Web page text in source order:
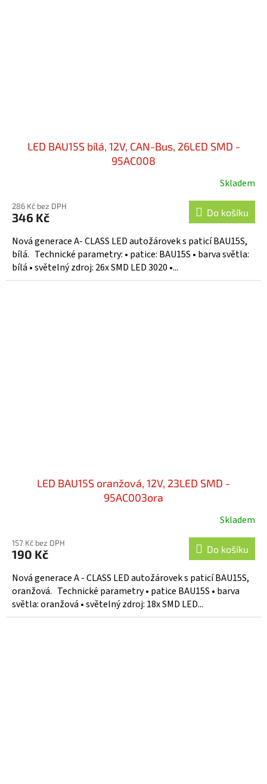
LED BAU15S bílá, 12V, CAN-Bus, 26LED SMD -
95AC008
Skladem
286 Kč bez DPH
346 Kč Do košíku
Nová generace A- CLASS LED autožárovek s paticí BAU15S,
bílá. Technické parametry: • patice: BAU15S • barva světla:
bílá • světelný zdroj: 26x SMD LED 3020 •...
LED BAU15S oranžová, 12V, 23LED SMD -
95AC003ora
produktu
je
4,3
z
5
hvězdiček.
Skladem
157 Kč bez DPH
190 Kč Do košíku
Nová generace A - CLASS LED autožárovek s paticí BAU15S,
oranžová. Technické parametry • patice BAU15S • barva
světla: oranžová • světelný zdroj: 18x SMD LED...